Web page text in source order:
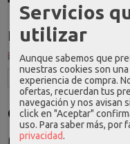
Idioma
Costes de Envío
GRATIS *
Servicios
utilizar
Aunque sabemos que
nuestras cookies son
experiencia de compra.
ofertas, recuerdan tus
navegación y nos avisan
click en "Aceptar"
uso. Para saber más, por
privacidad.